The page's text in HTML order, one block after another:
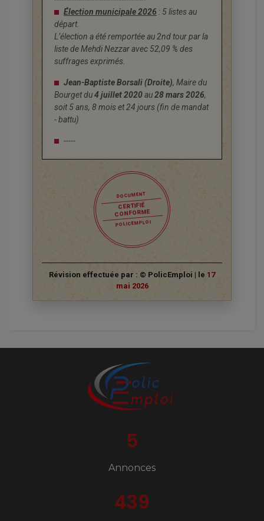
Élection municipale 2026 : 5 listes au
départ.
L’élection a été remportée au 2nd tour par la
liste de Mehdi Nezzar avec 52,09 % des
suffrages exprimés.
Jean-Baptiste Borsali (Droite), Maire du
Bourget du4 juillet 2020au28 mars 2026,
soit 5 ans, 8 mois et 24 jours (fin de mandat
- battu)
-----
DOCUMENT
CERTIFIÉ
CONFORME
POLICEMPLOI
Révision effectuée par : © PolicEmploi | le 17
mai 2026
5
Annonces
439